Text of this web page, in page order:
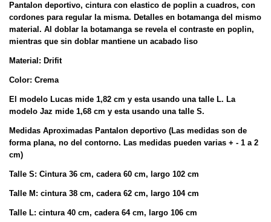
Pantalon deportivo, cintura con elastico de poplin a cuadros, con
cordones para regular la misma. Detalles en botamanga del mismo
material. Al doblar la botamanga se revela el contraste en poplin,
mientras que sin doblar mantiene un acabado liso
Material: Drifit
Color: Crema
El modelo Lucas mide 1,82 cm y esta usando una talle L. La
modelo Jaz mide 1,68 cm y esta usando una talle S.
Medidas Aproximadas Pantalon deportivo (Las medidas son de
forma plana, no del contorno. Las medidas pueden varias + - 1 a 2
cm)
Talle S: Cintura 36 cm, cadera 60 cm, largo 102 cm
Talle M: cintura 38 cm, cadera 62 cm, largo 104 cm
Talle L: cintura 40 cm, cadera 64 cm, largo 106 cm